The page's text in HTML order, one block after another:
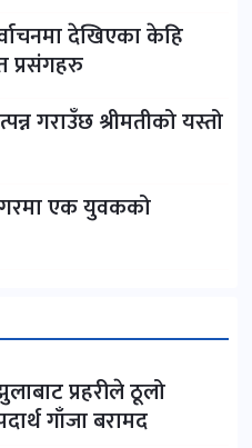
देखिएका केहि
प्रसंगहरु
गराउँछ श्रीमतीको यस्तो
एक युवकको
प्रहरीले ठूलो
गाँजा बरामद